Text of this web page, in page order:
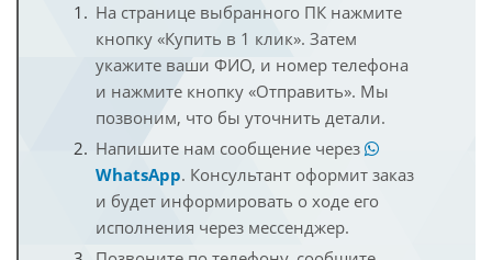
На странице выбранного ПК нажмите
кнопку «Купить в 1 клик». Затем
укажите ваши ФИО, и номер телефона
и нажмите кнопку «Отправить». Мы
позвоним, что бы уточнить детали.
Напишите нам сообщение через
WhatsApp. Консультант оформит заказ
и будет информировать о ходе его
исполнения через мессенджер.